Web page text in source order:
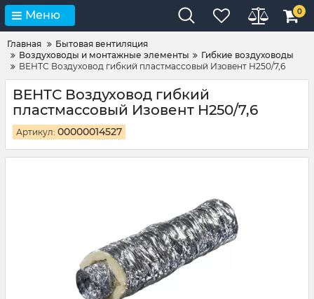
Меню 0
Главная
Бытовая вентиляция
Воздуховоды и монтажные элементы
Гибкие воздуховоды
ВЕНТС Воздуховод гибкий пластмассовый Изовент Н250/7,6
ВЕНТС Воздуховод гибкий
пластмассовый Изовент Н250/7,6
Артикул: 00000014527